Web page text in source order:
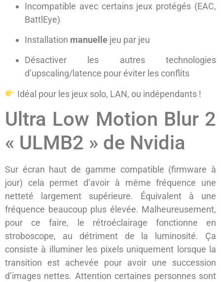
Incompatible avec certains jeux protégés (EAC,
BattlEye)
Installation manuelle jeu par jeu
Désactiver les autres technologies
d’upscaling/latence pour éviter les conflits
Idéal pour les jeux solo, LAN, ou indépendants !
Ultra Low Motion Blur 2
« ULMB2 » de Nvidia
Sur écran haut de gamme compatible (firmware à
jour) cela permet d’avoir à même fréquence une
netteté largement supérieure. Équivalent à une
fréquence beaucoup plus élevée. Malheureusement,
pour ce faire, le rétroéclairage fonctionne en
stroboscope, au détriment de la luminosité. Ça
consiste à illuminer les pixels uniquement lorsque la
transition est achevée pour avoir une succession
d’images nettes. Attention certaines personnes sont